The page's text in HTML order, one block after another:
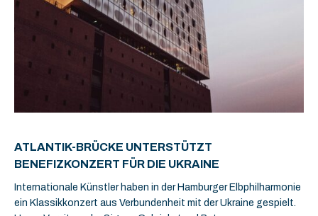
ATLANTIK-BRÜCKE UNTERSTÜTZT
BENEFIZKONZERT FÜR DIE UKRAINE
Internationale Künstler haben in der Hamburger Elbphilharmonie
ein Klassikkonzert aus Verbundenheit mit der Ukraine gespielt.